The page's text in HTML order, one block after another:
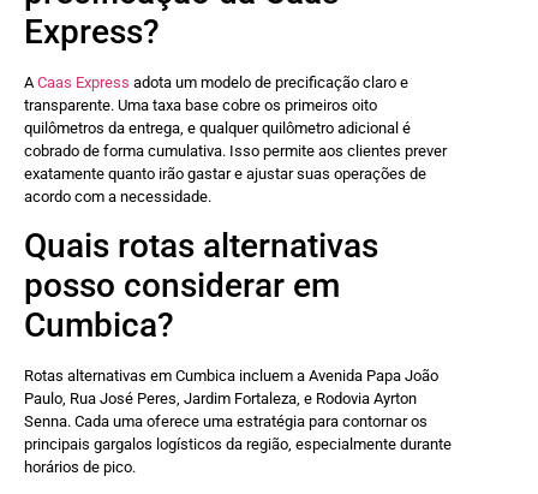
Express?
ACaas Express adota um modelo de precificação claro e
transparente. Uma taxa base cobre os primeiros oito
quilômetros da entrega, e qualquer quilômetro adicional é
cobrado de forma cumulativa. Isso permite aos clientes prever
exatamente quanto irão gastar e ajustar suas operações de
acordo com a necessidade.
Quais rotas alternativas
posso considerar em
Cumbica?
Rotas alternativas em Cumbica incluem a Avenida Papa João
Paulo, Rua José Peres, Jardim Fortaleza, e Rodovia Ayrton
Senna. Cada uma oferece uma estratégia para contornar os
principais gargalos logísticos da região, especialmente durante
horários de pico.